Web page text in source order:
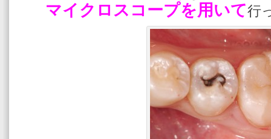
マイクロスコープを用いて行